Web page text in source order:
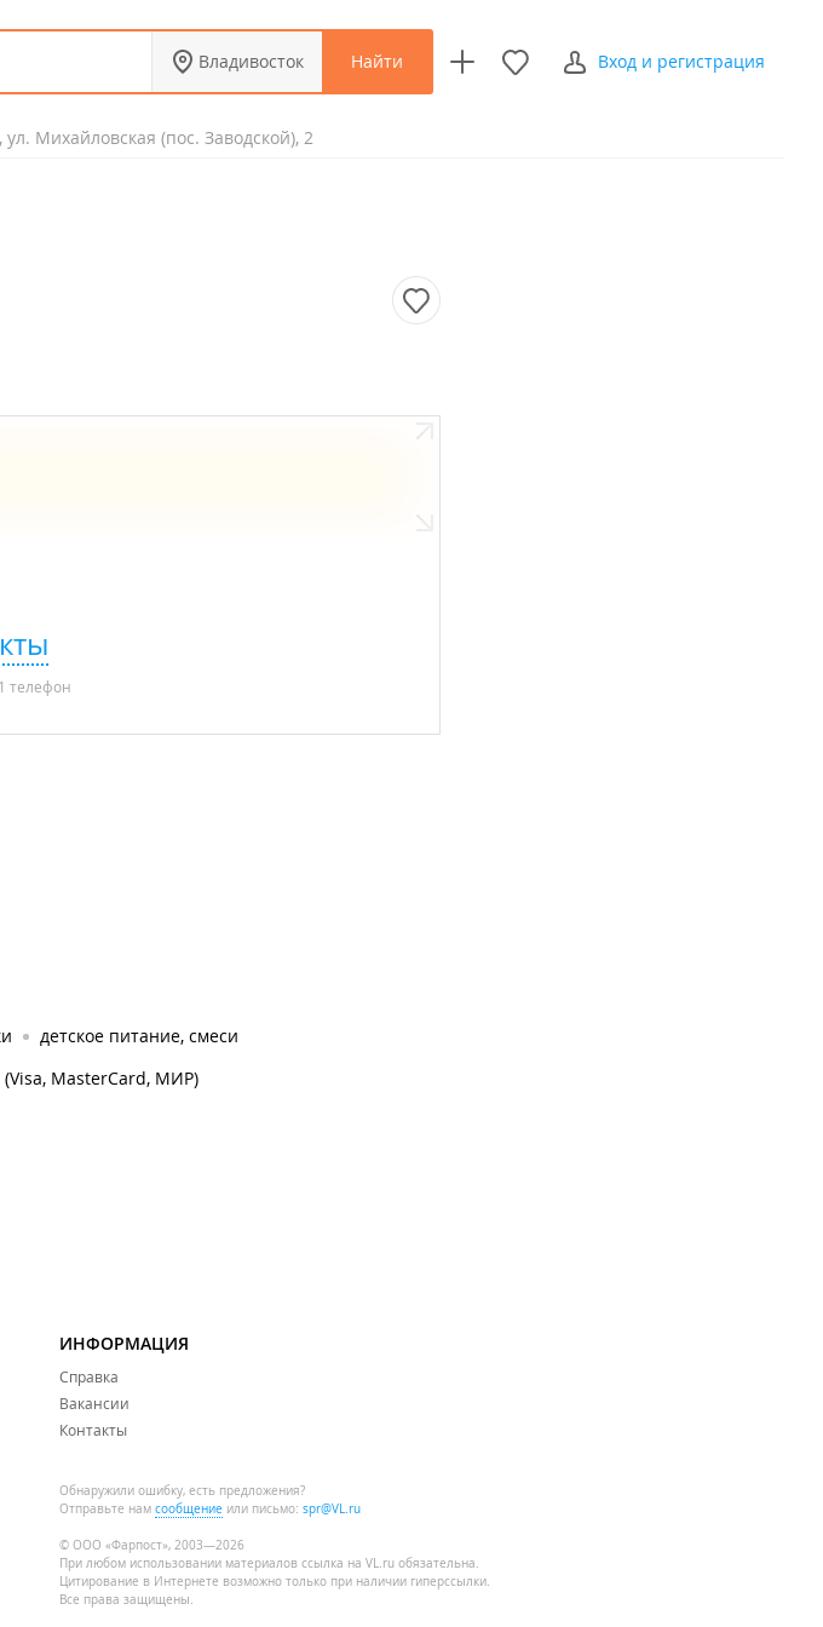
Владивосток Найти Вход и регистрация
ул. Михайловская (пос. Заводской), 2
1 телефон
детское питание, смеси
(Visa, MasterCard, МИР)
ИНФОРМАЦИЯ
Справка
Вакансии
Контакты
Обнаружили ошибку, есть предложения?
Отправьте нам сообщение или письмо: spr@VL.ru
© ООО «Фарпост», 2003—2026
При любом использовании материалов ссылка на VL.ru обязательна.
Цитирование в Интернете возможно только при наличии гиперссылки.
Все права защищены.